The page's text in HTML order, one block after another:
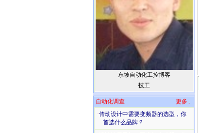
东坡自动化工控博客
技工
自动化调查
更多..
·传动设计中需要变频器的选型，你
首选什么品牌？